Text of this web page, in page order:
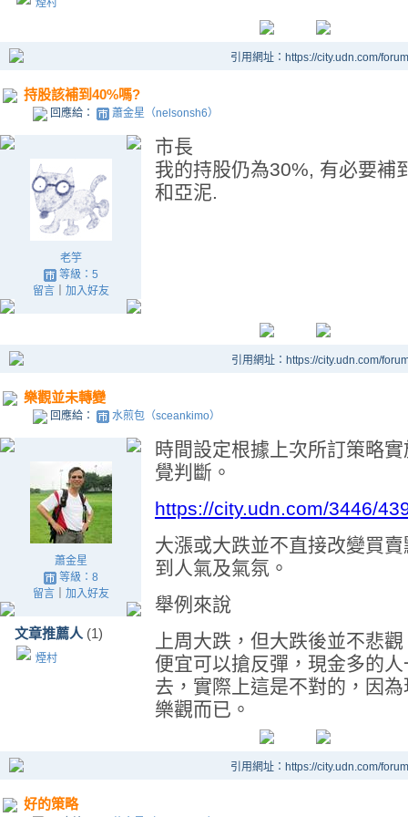
煙村
引用網址：https://city.udn.com/
持股該補到40%嗎?
回應給： 蕭金星（nelsonsh6）
老竽
等級：5
留言｜ 加入好友
市長
我的持股仍為30%, 有必要補
和亞泥.
引用網址：https://city.udn.com/
樂觀並未轉變
回應給： 水煎包（sceankimo）
蕭金星
等級：8
留言｜ 加入好友
文章推薦人 (1)
煙村
時間設定根據上次所訂策略
覺判斷。
https://city.udn.com/3446/
大漲或大跌並不直接改變買
到人氣及氣氛。
舉例來說
上周大跌，但大跌後並不悲
便宜可以搶反彈，現金多的
去，實際上這是不對的，因
樂觀而已。
引用網址：https://city.udn.com/
好的策略